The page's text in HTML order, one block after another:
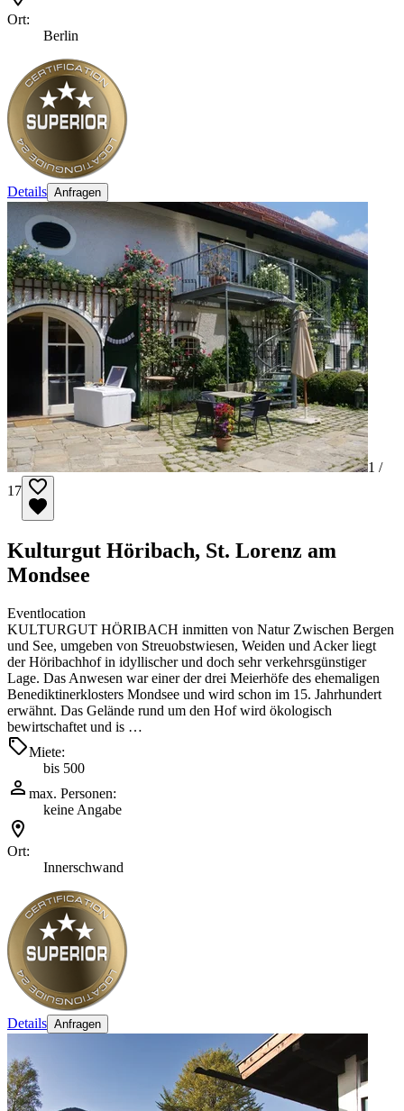
Ort:
Berlin
Details Anfragen
1 /
17
Kulturgut Höribach, St. Lorenz am
Mondsee
Eventlocation
KULTURGUT HÖRIBACH inmitten von Natur Zwischen Bergen
und See, umgeben von Streuobstwiesen, Weiden und Acker liegt
der Höribachhof in idyllischer und doch sehr verkehrsgünstiger
Lage. Das Anwesen war einer der drei Meierhöfe des ehemaligen
Benediktinerklosters Mondsee und wird schon im 15. Jahrhundert
erwähnt. Das Gelände rund um den Hof wird ökologisch
bewirtschaftet und is …
Miete:
bis 500
max. Personen:
keine Angabe
Ort:
Innerschwand
Details Anfragen